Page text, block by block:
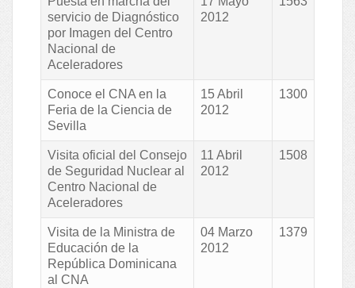
servicio de Diagnóstico
por Imagen del Centro
Nacional de
Aceleradores
2012
Conoce el CNA en la
Feria de la Ciencia de
Sevilla
15 Abril
2012
1300
Visita oficial del Consejo
de Seguridad Nuclear al
Centro Nacional de
Aceleradores
11 Abril
2012
1508
Visita de la Ministra de
Educación de la
República Dominicana
al CNA
04 Marzo
2012
1379